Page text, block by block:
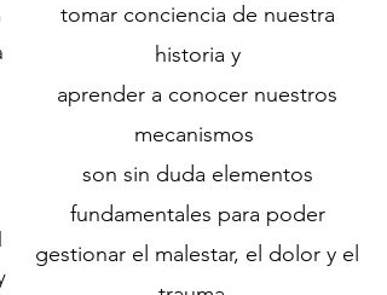
tomar conciencia de nuestra
historia y
aprender a conocer nuestros
mecanismos
son sin duda elementos
fundamentales para poder
gestionar el malestar, el dolor y el